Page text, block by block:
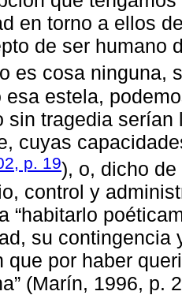
en torno a ellos
de ser humano
es cosa ninguna,
esa estela,
sin tragedia
cuyas
p. 19), o, dicho
control y
“habitarlo
su
que por haber
(Marín, 1996, p.